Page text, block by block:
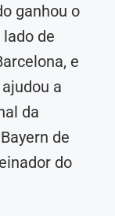
ganhou o
de
e
a
da
de
do